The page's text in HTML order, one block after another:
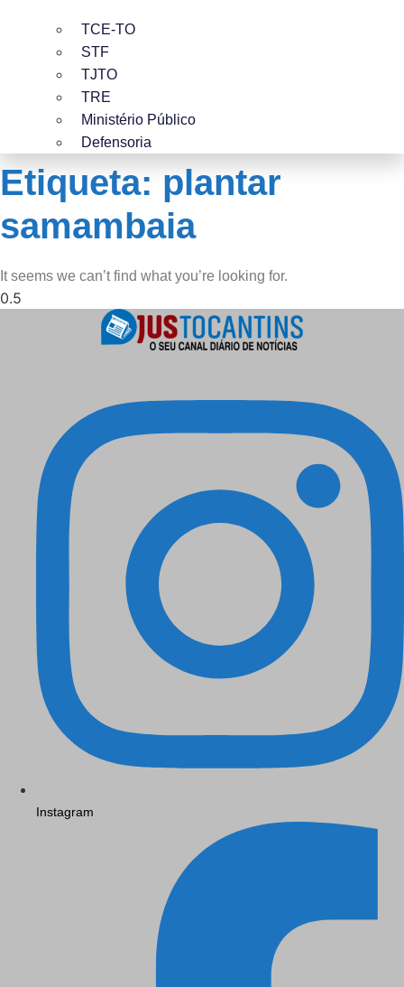
TCE-TO
STF
TJTO
TRE
Ministério Público
Defensoria
Etiqueta: plantar
samambaia
It seems we can’t find what you’re looking for.
Instagram